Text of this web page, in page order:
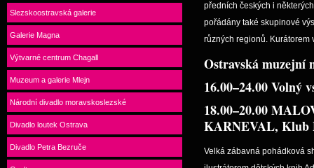
Slezskoostravská galerie
Galerie Magna
Výtvarné centrum Chagall
Muzeum a galerie Mlejn
Národní divadlo moravskoslezské
Divadlo loutek Ostrava
Divadlo Petra Bezruče
předních českých i
pořádány také skupinové
různých regionů. Kurátorem
Ostravská muzejní
16.00–24.00 Volný
18.00–20.00
KARNEVAL, Klub
Velká zábavná pohádková